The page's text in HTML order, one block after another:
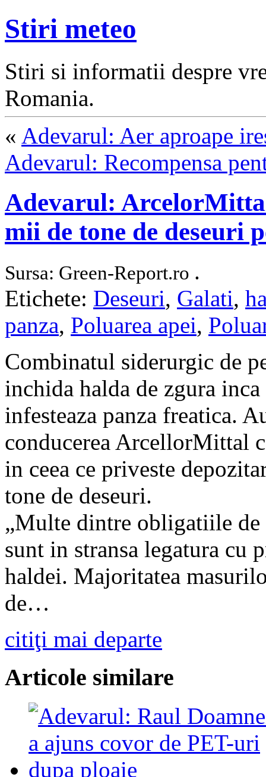
Stiri meteo
Stiri si informatii despre
Romania.
« Adevarul: Aer aproape
Adevarul: Recompensa
Adevarul:
mii de tone de deseuri
Sursa: Green-Report.ro .
Etichete: Deseuri, Galati,
panza, Poluarea apei,
Combinatul siderurgic de
inchida halda de zgura
infesteaza panza freatica.
conducerea ArcellorMittal
in ceea ce pri­veste
tone de deseuri.
„Multe dintre obligatiile de
sunt in stransa legatura cu
haldei. Majoritatea
de…
citiţi mai departe
Articole similare